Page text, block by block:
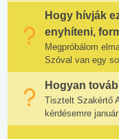
Hogy hívják
enyhíteni,
Megpróbálom
Szóval van egy
Hogyan
Tisztelt Szakértő
kérdésemre január